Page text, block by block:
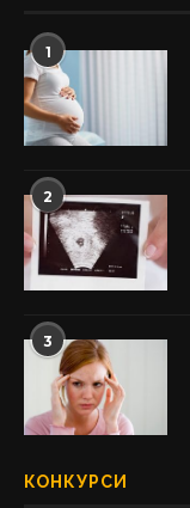
1
2
3
КОНКУРСИ